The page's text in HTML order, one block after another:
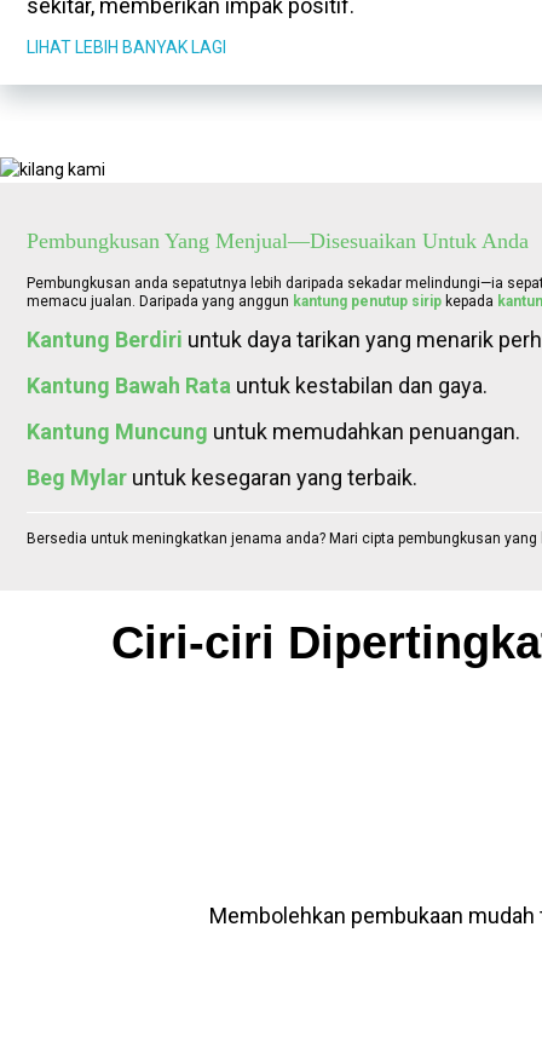
sekitar, memberikan impak positif.
LIHAT LEBIH BANYAK LAGI
Pembungkusan Yang Menjual—Disesuaikan Untuk Anda
Pembungkusan anda sepatutnya lebih daripada sekadar melindungi—ia
memacu jualan. Daripada yang anggun kantung penutup siripkepada
Kantung Berdiri untuk daya tarikan yang menarik
Kantung Bawah Rata untuk kestabilan dan gaya.
Kantung Muncung untuk memudahkan penuangan.
Beg Mylaruntuk kesegaran yang terbaik.
Bersedia untuk meningkatkan jenama anda? Mari cipta pembungkusan
Ciri-ciri
Membolehkan pembukaan